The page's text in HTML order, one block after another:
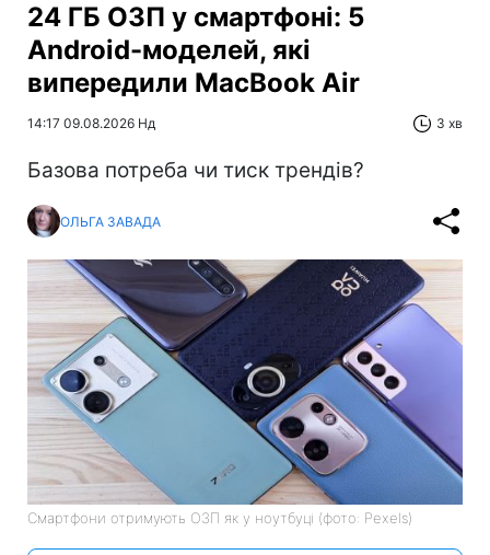
24 ГБ ОЗП у смартфоні: 5
Android-моделей, які
випередили MacBook Air
14:17 09.08.2026 Нд 3 хв
Базова потреба чи тиск трендів?
ОЛЬГА ЗАВАДА
Смартфони отримують ОЗП як у ноутбуці (фото: Pexels)